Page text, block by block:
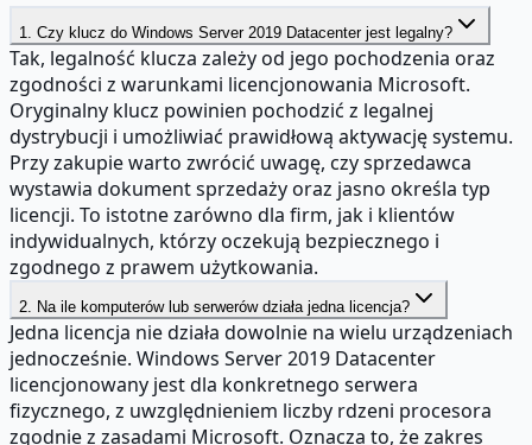
1. Czy klucz do Windows Server 2019 Datacenter jest legalny?
Tak, legalność klucza zależy od jego pochodzenia oraz
zgodności z warunkami licencjonowania Microsoft.
Oryginalny klucz powinien pochodzić z legalnej
dystrybucji i umożliwiać prawidłową aktywację systemu.
Przy zakupie warto zwrócić uwagę, czy sprzedawca
wystawia dokument sprzedaży oraz jasno określa typ
licencji. To istotne zarówno dla firm, jak i klientów
indywidualnych, którzy oczekują bezpiecznego i
zgodnego z prawem użytkowania.
2. Na ile komputerów lub serwerów działa jedna licencja?
Jedna licencja nie działa dowolnie na wielu urządzeniach
jednocześnie. Windows Server 2019 Datacenter
licencjonowany jest dla konkretnego serwera
fizycznego, z uwzględnieniem liczby rdzeni procesora
zgodnie z zasadami Microsoft. Oznacza to, że zakres